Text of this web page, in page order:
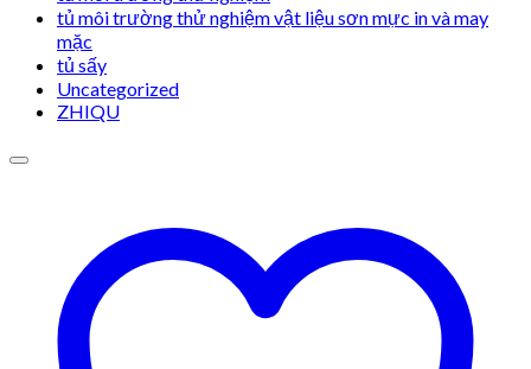
tủ môi trường thử nghiệm vật liệu sơn mực in và may
mặc
tủ sấy
Uncategorized
ZHIQU